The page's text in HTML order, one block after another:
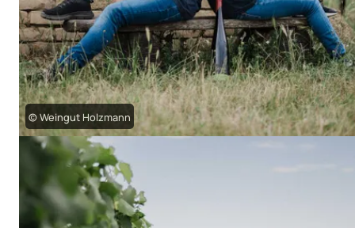
© Weingut Holzmann